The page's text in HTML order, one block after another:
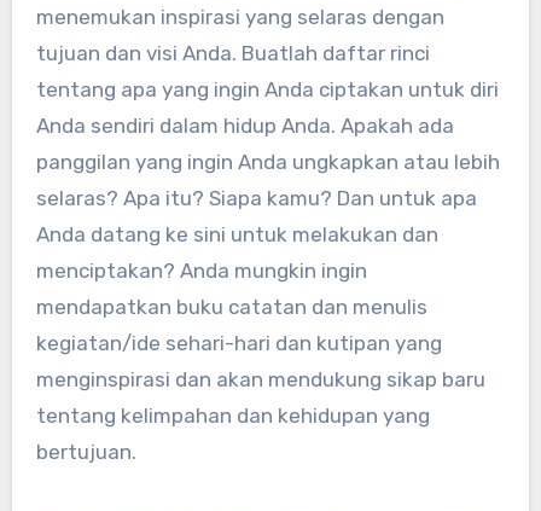
menemukan inspirasi yang selaras dengan
tujuan dan visi Anda. Buatlah daftar rinci
tentang apa yang ingin Anda ciptakan untuk diri
Anda sendiri dalam hidup Anda. Apakah ada
panggilan yang ingin Anda ungkapkan atau lebih
selaras? Apa itu? Siapa kamu? Dan untuk apa
Anda datang ke sini untuk melakukan dan
menciptakan? Anda mungkin ingin
mendapatkan buku catatan dan menulis
kegiatan/ide sehari-hari dan kutipan yang
menginspirasi dan akan mendukung sikap baru
tentang kelimpahan dan kehidupan yang
bertujuan.